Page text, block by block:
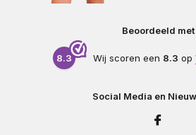
Beoordeeld met
8.3 Wij scoren een 8.3 op
Social Media en